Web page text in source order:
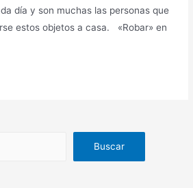
día y son muchas las personas que
estos objetos a casa. «Robar» en
Buscar